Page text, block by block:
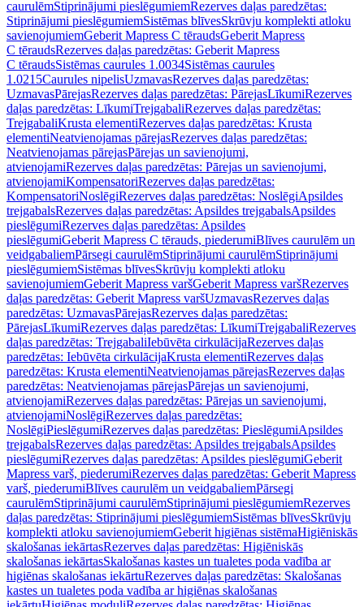
caurulēmStiprinājumi pieslēgumiemRezerves daļas paredzētas:
Stiprinājumi pieslēgumiemSistēmas blīvesSkrūvju komplekti atloku
savienojumiemGeberit Mapress C tēraudsGeberit Mapress
C tēraudsRezerves daļas paredzētas: Geberit Mapress
C tēraudsSistēmas caurules 1.0034Sistēmas caurules
1.0215Caurules nipelisUzmavasRezerves daļas paredzētas:
UzmavasPārejasRezerves daļas paredzētas: PārejasLīkumiRezerves
daļas paredzētas: LīkumiTrejgabaliRezerves daļas paredzētas:
TrejgabaliKrusta elementiRezerves daļas paredzētas: Krusta
elementiNeatvienojamas pārejasRezerves daļas paredzētas:
Neatvienojamas pārejasPārejas un savienojumi,
atvienojamiRezerves daļas paredzētas: Pārejas un savienojumi,
atvienojamiKompensatoriRezerves daļas paredzētas:
KompensatoriNoslēgiRezerves daļas paredzētas: NoslēgiApsildes
trejgabalsRezerves daļas paredzētas: Apsildes trejgabalsApsildes
pieslēgumiRezerves daļas paredzētas: Apsildes
pieslēgumiGeberit Mapress C tērauds, piederumiBlīves caurulēm un
veidgabaliemPārsegi caurulēmStiprinājumi caurulēmStiprinājumi
pieslēgumiemSistēmas blīvesSkrūvju komplekti atloku
savienojumiemGeberit Mapress varšGeberit Mapress varšRezerves
daļas paredzētas: Geberit Mapress varšUzmavasRezerves daļas
paredzētas: UzmavasPārejasRezerves daļas paredzētas:
PārejasLīkumiRezerves daļas paredzētas: LīkumiTrejgabaliRezerves
daļas paredzētas: TrejgabaliIebūvēta cirkulācijaRezerves daļas
paredzētas: Iebūvēta cirkulācijaKrusta elementiRezerves daļas
paredzētas: Krusta elementiNeatvienojamas pārejasRezerves daļas
paredzētas: Neatvienojamas pārejasPārejas un savienojumi,
atvienojamiRezerves daļas paredzētas: Pārejas un savienojumi,
atvienojamiNoslēgiRezerves daļas paredzētas:
NoslēgiPieslēgumiRezerves daļas paredzētas: PieslēgumiApsildes
trejgabalsRezerves daļas paredzētas: Apsildes trejgabalsApsildes
pieslēgumiRezerves daļas paredzētas: Apsildes pieslēgumiGeberit
Mapress varš, piederumiRezerves daļas paredzētas: Geberit Mapress
varš, piederumiBlīves caurulēm un veidgabaliemPārsegi
caurulēmStiprinājumi caurulēmStiprinājumi pieslēgumiemRezerves
daļas paredzētas: Stiprinājumi pieslēgumiemSistēmas blīvesSkrūvju
komplekti atloku savienojumiemGeberit higiēnas sistēmaHigiēniskās
skalošanas iekārtasRezerves daļas paredzētas: Higiēniskās
skalošanas iekārtasSkalošanas kastes un tualetes poda vadība ar
higiēnas skalošanas iekārtuRezerves daļas paredzētas: Skalošanas
kastes un tualetes poda vadība ar higiēnas skalošanas